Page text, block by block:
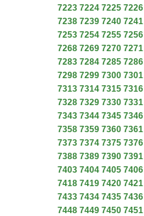
7223 7224 7225 7226
7238 7239 7240 7241
7253 7254 7255 7256
7268 7269 7270 7271
7283 7284 7285 7286
7298 7299 7300 7301
7313 7314 7315 7316
7328 7329 7330 7331
7343 7344 7345 7346
7358 7359 7360 7361
7373 7374 7375 7376
7388 7389 7390 7391
7403 7404 7405 7406
7418 7419 7420 7421
7433 7434 7435 7436
7448 7449 7450 7451